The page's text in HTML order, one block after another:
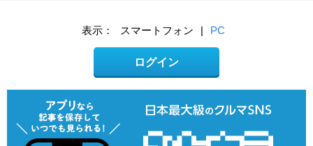
表示： スマートフォン | PC
ログイン